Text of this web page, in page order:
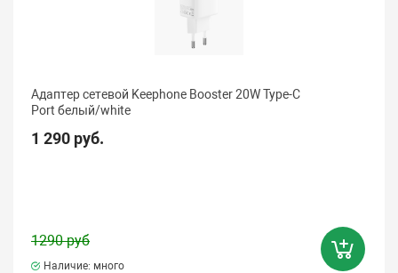
Адаптер сетевой Keephone Booster 20W Type-C
Port белый/white
1 290 руб.
1290 руб
Наличие: много